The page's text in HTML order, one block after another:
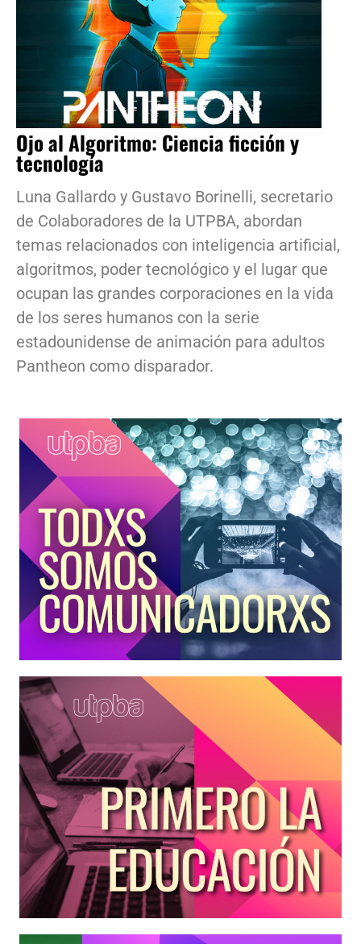
Ojo al Algoritmo: Ciencia ficción y
tecnología
Luna Gallardo y Gustavo Borinelli, secretario
de Colaboradores de la UTPBA, abordan
temas relacionados con inteligencia artificial,
algoritmos, poder tecnológico y el lugar que
ocupan las grandes corporaciones en la vida
de los seres humanos con la serie
estadounidense de animación para adultos
Pantheon como disparador.